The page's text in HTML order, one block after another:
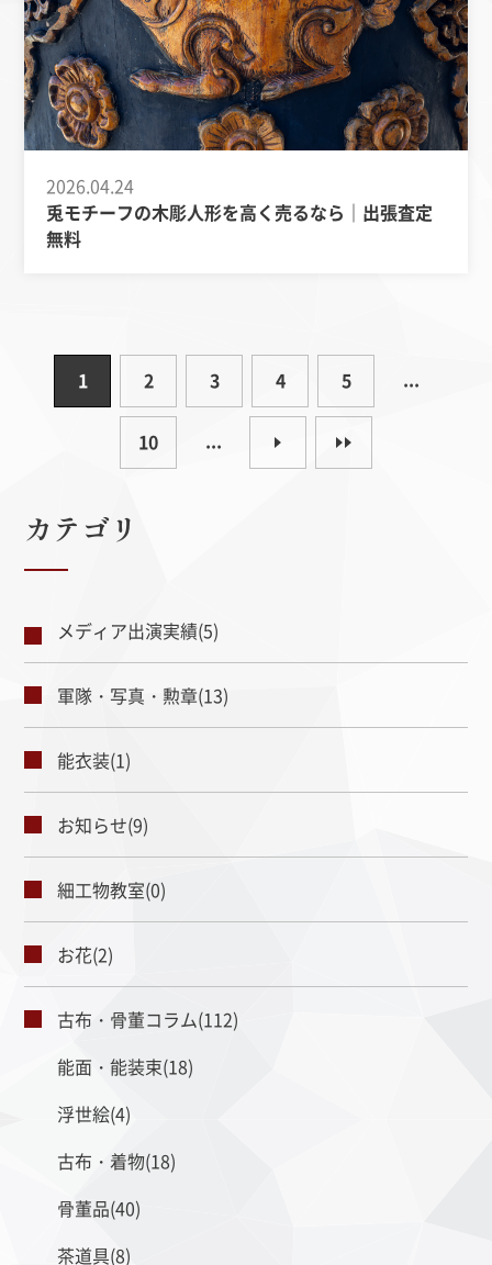
2026.04.24
兎モチーフの木彫人形を高く売るなら｜出張査定
無料
1 2 3 4 5 ...
10 ...
カテゴリ
メディア出演実績(5)
軍隊・写真・勲章(13)
能衣装(1)
お知らせ(9)
細工物教室(0)
お花(2)
古布・骨董コラム(112)
能面・能装束(18)
浮世絵(4)
古布・着物(18)
骨董品(40)
茶道具(8)